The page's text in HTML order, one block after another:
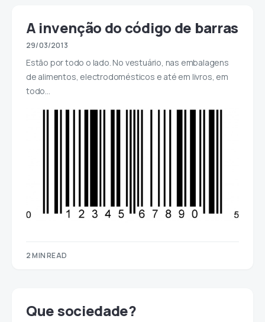
A invenção do código de barras
29/03/2013
Estão por todo o lado. No vestuário, nas embalagens
de alimentos, electrodomésticos e até em livros, em
todo…
2 MIN READ
Que sociedade?